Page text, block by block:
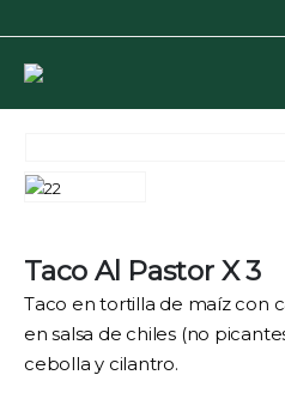
Taco Al Pastor X 3
Taco en tortilla de maíz con
en salsa de chiles (no
cebolla y cilantro.